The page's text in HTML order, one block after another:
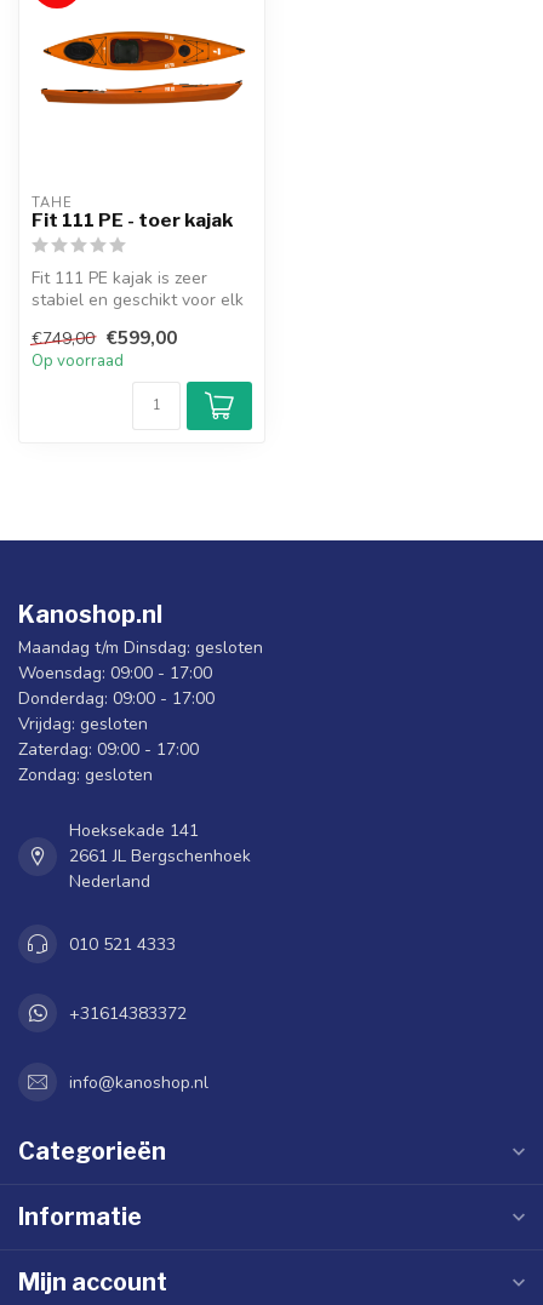
TAHE
Fit 111 PE - toer kajak
Fit 111 PE kajak is zeer
stabiel en geschikt voor elk
€749,00 €599,00
Op voorraad
Kanoshop.nl
Maandag t/m Dinsdag: gesloten
Woensdag: 09:00 - 17:00
Donderdag: 09:00 - 17:00
Vrijdag: gesloten
Zaterdag: 09:00 - 17:00
Zondag: gesloten
Hoeksekade 141
2661 JL Bergschenhoek
Nederland
010 521 4333
+31614383372
info@kanoshop.nl
Categorieën
Informatie
Mijn account